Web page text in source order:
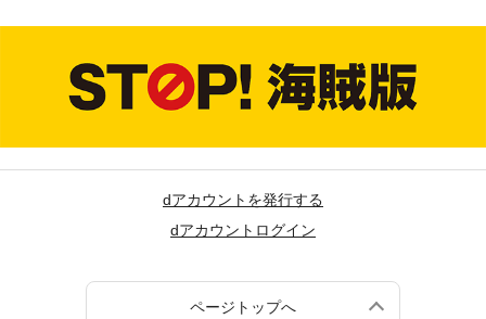
dアカウントを発行する
dアカウントログイン
ページトップへ